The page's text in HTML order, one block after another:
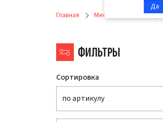
Да
Главная Medentika IPS
ФИЛЬТРЫ
Сортировка
по артикулу